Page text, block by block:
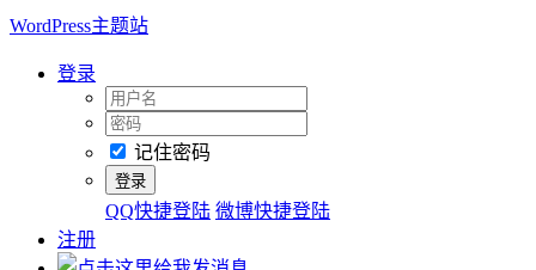
WordPress主题站
登录
记住密码
QQ快捷登陆 微博快捷登陆
注册